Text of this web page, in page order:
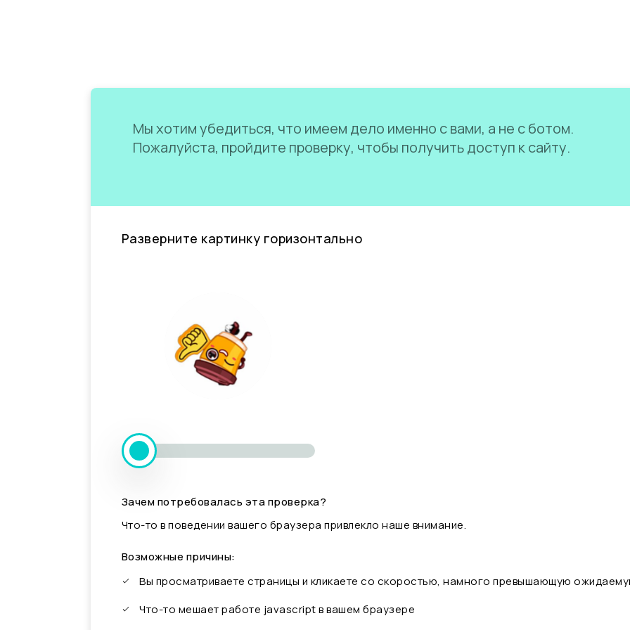
Мы хотим убедиться, что имеем дело именно с вами, а не с ботом.
Пожалуйста, пройдите проверку, чтобы получить доступ к сайту.
Разверните картинку горизонтально
Зачем потребовалась эта проверка?
Что-то в поведении вашего браузера привлекло наше внимание.
Возможные причины:
Вы просматриваете страницы и кликаете со скоростью, намного превышающую
Что-то мешает работе javascript в вашем браузере